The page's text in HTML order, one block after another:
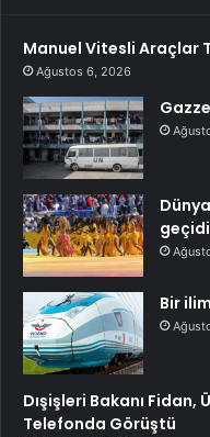
Manuel Vitesli Araçlar
Ağustos 6, 2026
Bir
Dışişleri Bakanı Fidan,
Telefonda Görüştü